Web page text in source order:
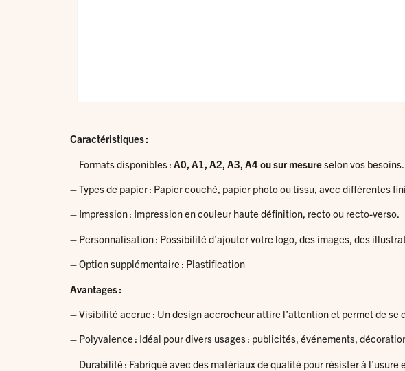
Caractéristiques :
– Formats disponibles : A0, A1, A2, A3, A4 ou sur mesureselon vos besoins.
– Types de papier : Papier couché, papier photo ou tissu, avec différentes
– Impression : Impression en couleur haute définition, recto ou recto-verso.
– Personnalisation : Possibilité d’ajouter votre logo, des images, des
– Option supplémentaire : Plastification
Avantages :
– Visibilité accrue : Un design accrocheur attire l’attention et permet de se
– Polyvalence : Idéal pour divers usages : publicités, événements,
– Durabilité : Fabriqué avec des matériaux de qualité pour résister à l’usure